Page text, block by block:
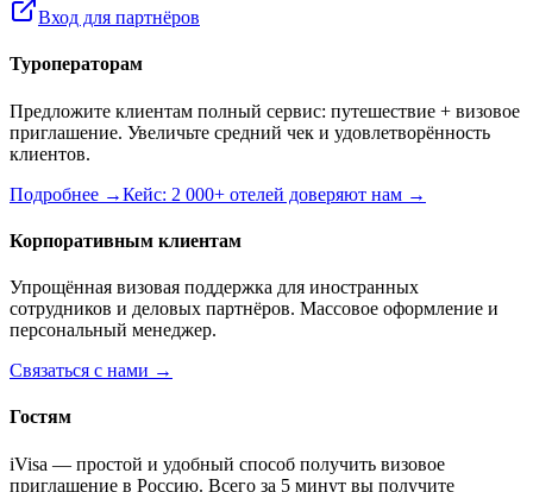
Вход для партнёров
Туроператорам
Предложите клиентам полный сервис: путешествие + визовое
приглашение. Увеличьте средний чек и удовлетворённость
клиентов.
Подробнее →Кейс: 2 000+ отелей доверяют нам →
Корпоративным клиентам
Упрощённая визовая поддержка для иностранных
сотрудников и деловых партнёров. Массовое оформление и
персональный менеджер.
Связаться с нами →
Гостям
iVisa — простой и удобный способ получить визовое
приглашение в Россию. Всего за 5 минут вы получите